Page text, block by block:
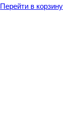
Перейти в корзину